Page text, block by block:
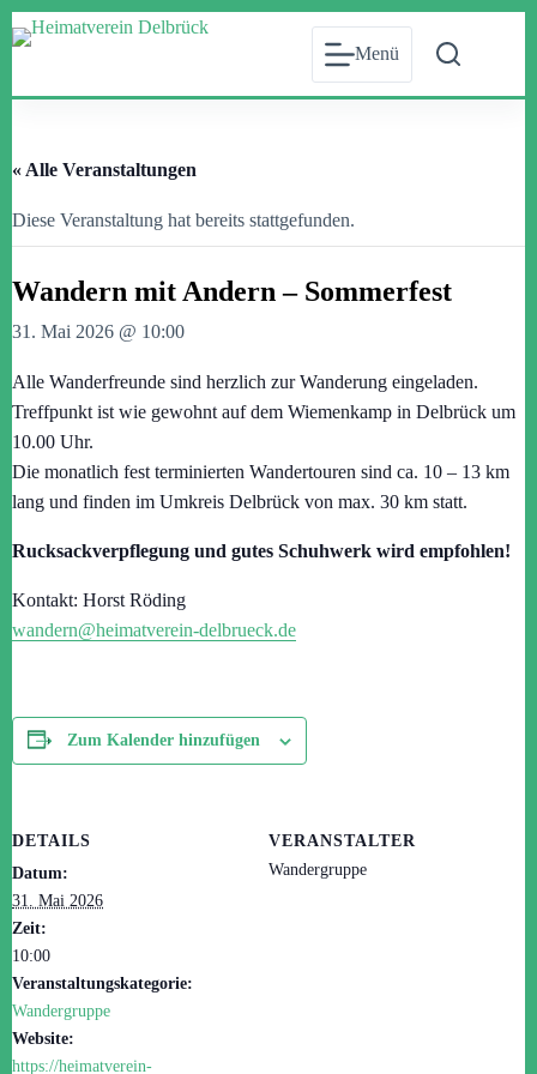
Zum
Inhalt
Menü
« Alle Veranstaltungen
Diese Veranstaltung hat bereits stattgefunden.
Wandern mit Andern – Sommerfest
31. Mai 2026 @ 10:00
Alle Wanderfreunde sind herzlich zur Wanderung eingeladen.
Treffpunkt ist wie gewohnt auf dem Wiemenkamp in Delbrück um
10.00 Uhr.
Die monatlich fest terminierten Wandertouren sind ca. 10 – 13 km
lang und finden im Umkreis Delbrück von max. 30 km statt.
Rucksackverpflegung und gutes Schuhwerk wird empfohlen!
Kontakt: Horst Röding
wandern@heimatverein-delbrueck.de
Zum Kalender hinzufügen
DETAILS
Datum:
31. Mai 2026
Zeit:
10:00
Veranstaltungskategorie:
Wandergruppe
Website:
https://heimatverein-
VERANSTALTER
Wandergruppe